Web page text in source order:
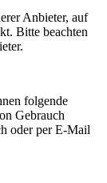
Anbieter, auf
Bitte beachten
folgende
Gebrauch
oder per E-Mail